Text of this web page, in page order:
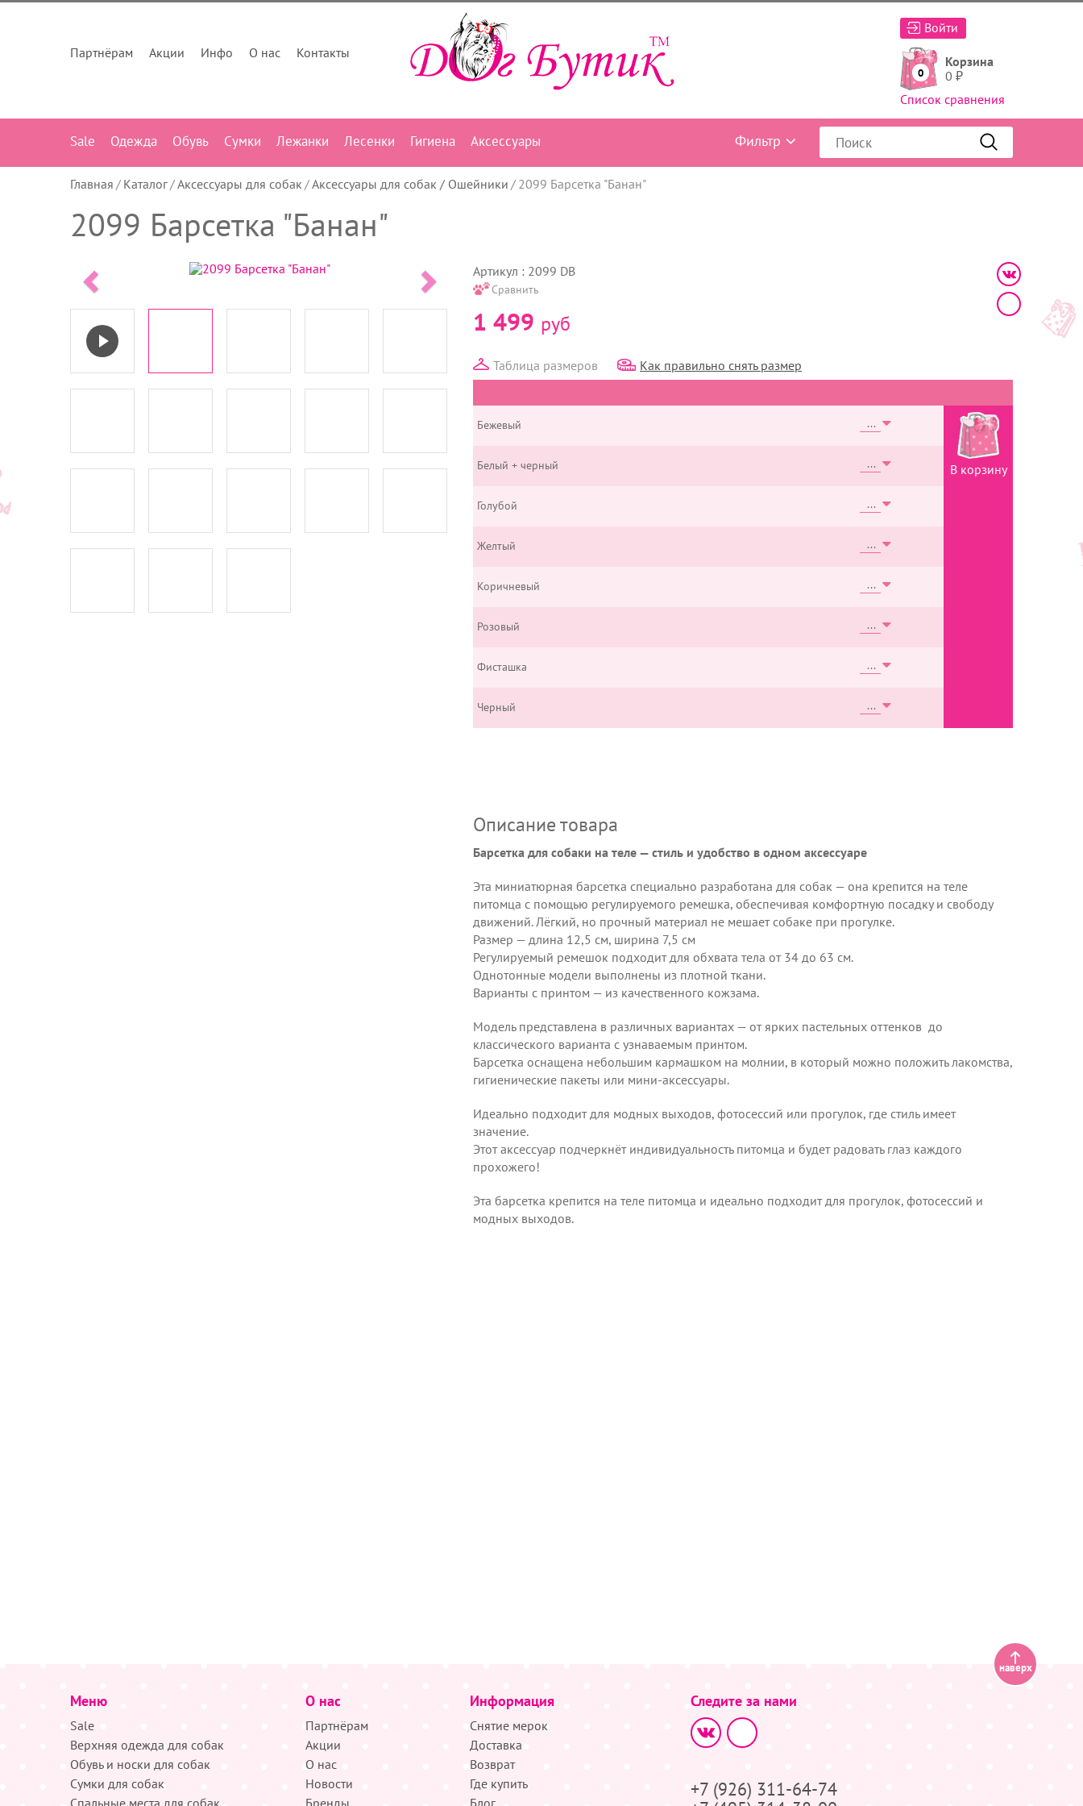
Партнёрам Акции Инфо О нас Контакты
Войти
0
Корзина
0 ₽
Список сравнения
Sale Одежда Обувь Сумки Лежанки Лесенки Гигиена Аксессуары Фильтр
Главная Каталог Аксессуары для собак Аксессуары для собак / Ошейники 2099 Барсетка "Банан"
2099 Барсетка "Банан"
Артикул : 2099 DB
Сравнить
1 499 руб
Таблица размеров Как правильно снять размер
Бежевый
Белый + черный
Голубой
Желтый
Коричневый
Розовый
Фисташка
Черный
В корзину
Описание товара
Барсетка для собаки на теле — стиль и удобство в одном аксессуаре
Эта миниатюрная барсетка специально разработана для собак — она крепится на теле
питомца с помощью регулируемого ремешка, обеспечивая комфортную посадку и свободу
движений. Лёгкий, но прочный материал не мешает собаке при прогулке.
Размер — длина 12,5 см, ширина 7,5 см
Регулируемый ремешок подходит для обхвата тела от 34 до 63 см.
Однотонные модели выполнены из плотной ткани.
Варианты с принтом — из качественного кожзама.
Модель представлена в различных вариантах — от ярких пастельных оттенков до
классического варианта с узнаваемым принтом.
Барсетка оснащена небольшим кармашком на молнии, в который можно положить лакомства,
гигиенические пакеты или мини-аксессуары.
Идеально подходит для модных выходов, фотосессий или прогулок, где стиль имеет
значение.
Этот аксессуар подчеркнёт индивидуальность питомца и будет радовать глаз каждого
прохожего!
Эта барсетка крепится на теле питомца и идеально подходит для прогулок, фотосессий и
модных выходов.
Меню
Sale
Верхняя одежда для собак
Обувь и носки для собак
Сумки для собак
Спальные места для собак
О нас
Партнёрам
Акции
О нас
Новости
Бренды
Информация
Снятие мерок
Доставка
Возврат
Где купить
Блог
Следите за нами
+7 (926) 311-64-74
наверх